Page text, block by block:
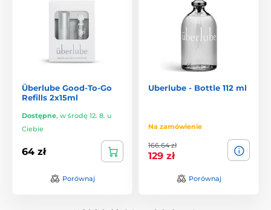
Überlube Good-To-Go
Refills 2x15ml
Dostępne, w środę 12. 8. u
Ciebie
64 zł
Porównaj
Uberlube - Bottle 112 ml
Na zamówienie
166.64 zł
129 zł
Porównaj